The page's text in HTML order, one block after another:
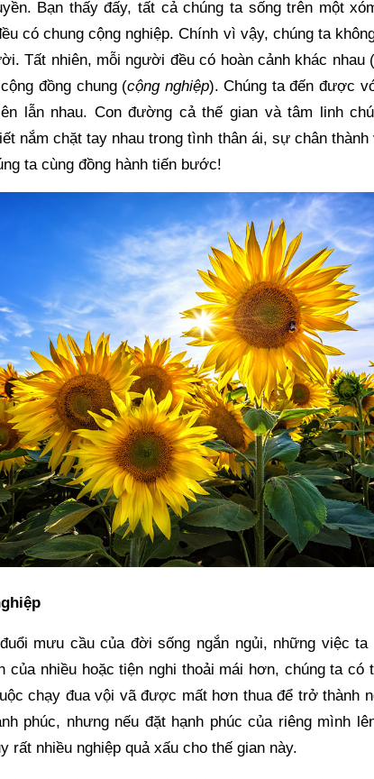
Bạn thấy đấy, tất cả chúng ta sống trên một
có chung cộng nghiệp. Chính vì vậy, chúng ta
Tất nhiên, mỗi người đều có hoàn cảnh khác nhau
đồng chung (cộng nghiệp). Chúng ta đến được
lẫn nhau. Con đường cả thế gian và tâm linh
nắm chặt tay nhau trong tình thân ái, sự chân
ta cùng đồng hành tiến bước!
mưu cầu của đời sống ngắn ngủi, những việc
của nhiều hoặc tiện nghi thoải mái hơn, chúng ta có
chạy đua vội vã được mất hơn thua để trở thành
phúc, nhưng nếu đặt hạnh phúc của riêng mình
rất nhiều nghiệp quả xấu cho thế gian này.